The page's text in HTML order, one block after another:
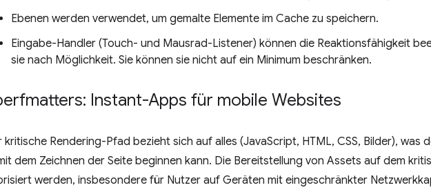
Ebenen werden verwendet, um gemalte Elemente im Cache zu speichern.
Eingabe-Handler (Touch- und Mausrad-Listener) können die Reaktionsfähigkeit
sie nach Möglichkeit. Sie können sie nicht auf ein Minimum beschränken.
Instant-Apps für mobile Websites
kritische Rendering-Pfad bezieht sich auf alles (JavaScript, HTML, CSS, Bilder),
dem Zeichnen der Seite beginnen kann. Die Bereitstellung von Assets auf dem
werden, insbesondere für Nutzer auf Geräten mit eingeschränkter